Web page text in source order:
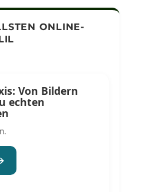
ONLINE-
Von Bildern
echten